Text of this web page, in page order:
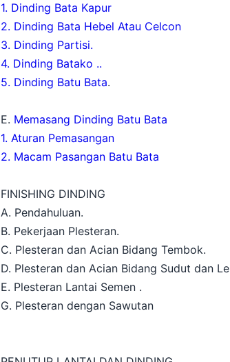
1. Dinding Bata Kapur
2. Dinding Bata Hebel Atau Celcon
3. Dinding Partisi.
4. Dinding Batako ..
5. Dinding Batu Bata.
E. Memasang Dinding Batu Bata
1. Aturan Pemasangan
2. Macam Pasangan Batu Bata
FINISHING DINDING
A. Pendahuluan.
B. Pekerjaan Plesteran.
C. Plesteran dan Acian Bidang Tembok.
D. Plesteran dan Acian Bidang Sudut dan
E. Plesteran Lantai Semen .
G. Plesteran dengan Sawutan